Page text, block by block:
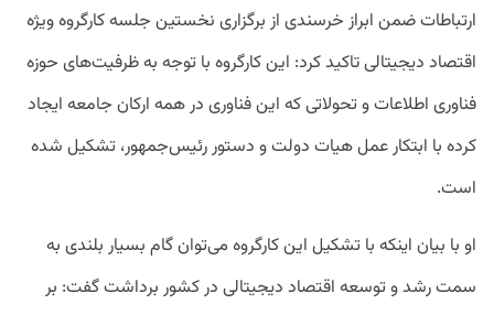
ارتباطات ضمن ابراز خرسندی از برگزاری نخستین جلسه کارگروه ویژه
اقتصاد دیجیتالی تاکید کرد: این کارگروه با توجه به ظرفیت‌های حوزه
فناوری اطلاعات و تحولاتی که این فناوری در همه ارکان جامعه ایجاد
کرده با ابتکار عمل هیات دولت و دستور رئیس‌جمهور، تشکیل شده
است.
او با بیان اینکه با تشکیل این کارگروه می‌توان گام بسیار بلندی به
سمت رشد و توسعه اقتصاد دیجیتالی در کشور برداشت گفت: بر